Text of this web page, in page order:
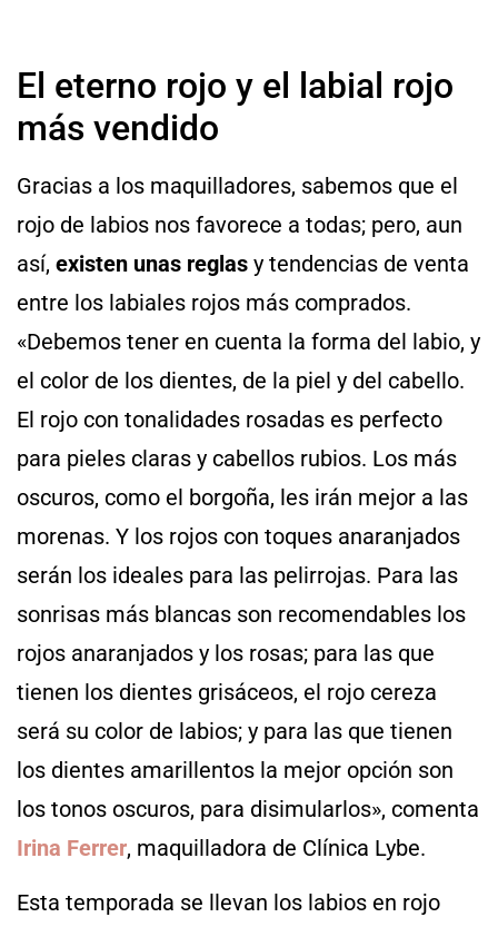
El eterno rojo y el labial rojo
más vendido
Gracias a los maquilladores, sabemos que el
rojo de labios nos favorece a todas; pero, aun
así, existen unas reglas y tendencias de venta
entre los labiales rojos más comprados.
«Debemos tener en cuenta la forma del labio, y
el color de los dientes, de la piel y del cabello.
El rojo con tonalidades rosadas es perfecto
para pieles claras y cabellos rubios. Los más
oscuros, como el borgoña, les irán mejor a las
morenas. Y los rojos con toques anaranjados
serán los ideales para las pelirrojas. Para las
sonrisas más blancas son recomendables los
rojos anaranjados y los rosas; para las que
tienen los dientes grisáceos, el rojo cereza
será su color de labios; y para las que tienen
los dientes amarillentos la mejor opción son
los tonos oscuros, para disimularlos», comenta
Irina Ferrer, maquilladora de Clínica Lybe.
Esta temporada se llevan los labios en rojo